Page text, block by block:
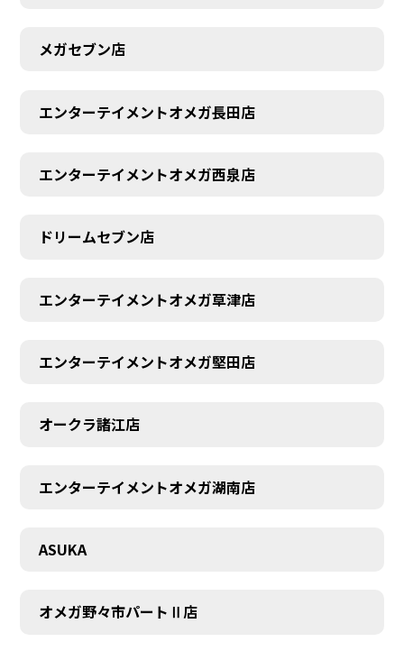
メガセブン店
エンターテイメントオメガ長田店
エンターテイメントオメガ西泉店
ドリームセブン店
エンターテイメントオメガ草津店
エンターテイメントオメガ堅田店
オークラ諸江店
エンターテイメントオメガ湖南店
ASUKA
オメガ野々市パートⅡ店